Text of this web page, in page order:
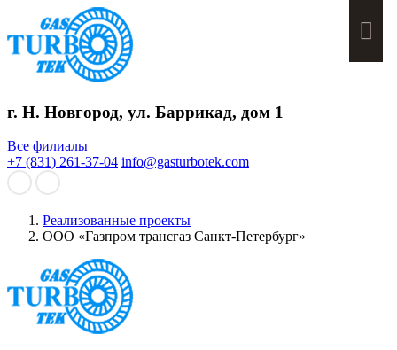
г. Н. Новгород, ул. Баррикад, дом 1
Все филиалы
+7 (831) 261-37-04 info@gasturbotek.com
Реализованные проекты
ООО «Газпром трансгаз Санкт-Петербург»